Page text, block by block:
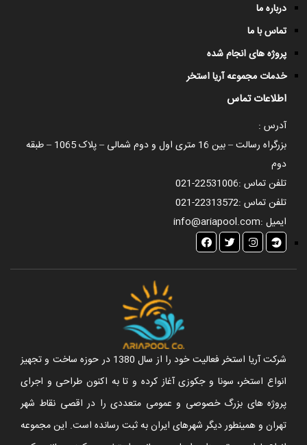
درباره ما
تماس با ما
پروژه های انجام شده
خدمات مجموعه آریا استخر
اطلاعات تماس
آدرس :
بزرگراه رسالت – بین 16 متری اول و دوم شمالی – پلاک 1065 – طبقه
دوم
تلفن تماس :021-22531006
تلفن تماس :021-22313572
ایمیل :info@ariapool.com
شرکت آریا استخر فعالیت خود را از سال 1380 در حوزه ساخت و تجهیز
انواع استخر، سونا و جکوزی آغاز کرده و تا به اکنون طراحی و اجرای
پروژه های بزرگ خصوصی و عمومی متعددی را در اقصی نقاط شهر
تهران و همینطور دیگر شهرهای ایران به ثبت رسانده است. این مجموعه